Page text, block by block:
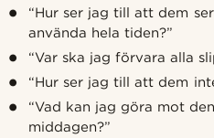
“Hur ser jag till att dem
använda hela tiden?”
“Var ska jag förvara alla
“Hur ser jag till att dem
“Vad kan jag göra mot
middagen?”